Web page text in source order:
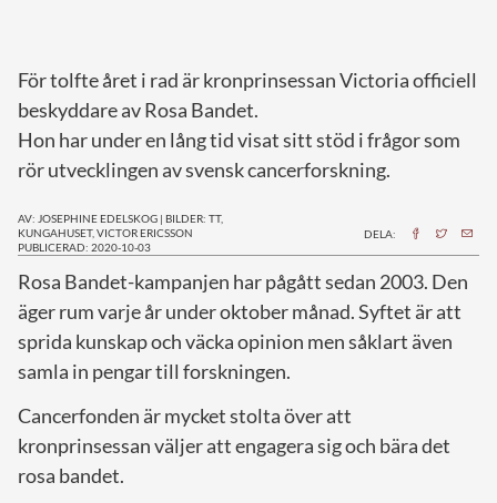
För tolfte året i rad är kronprinsessan Victoria officiell
beskyddare av Rosa Bandet.
Hon har under en lång tid visat sitt stöd i frågor som
rör utvecklingen av svensk cancerforskning.
AV: JOSEPHINE EDELSKOG | BILDER: TT,
KUNGAHUSET, VICTOR ERICSSON
PUBLICERAD: 2020-10-03
DELA:
Rosa Bandet-kampanjen har pågått sedan 2003. Den
äger rum varje år under oktober månad. Syftet är att
sprida kunskap och väcka opinion men såklart även
samla in pengar till forskningen.
Cancerfonden är mycket stolta över att
kronprinsessan väljer att engagera sig och bära det
rosa bandet.